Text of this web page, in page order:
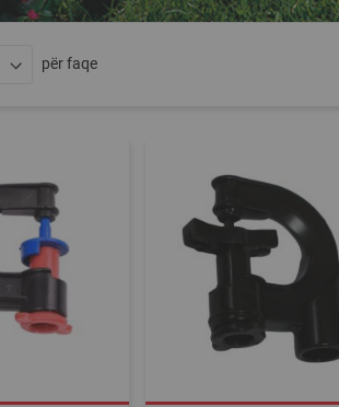
për faqe